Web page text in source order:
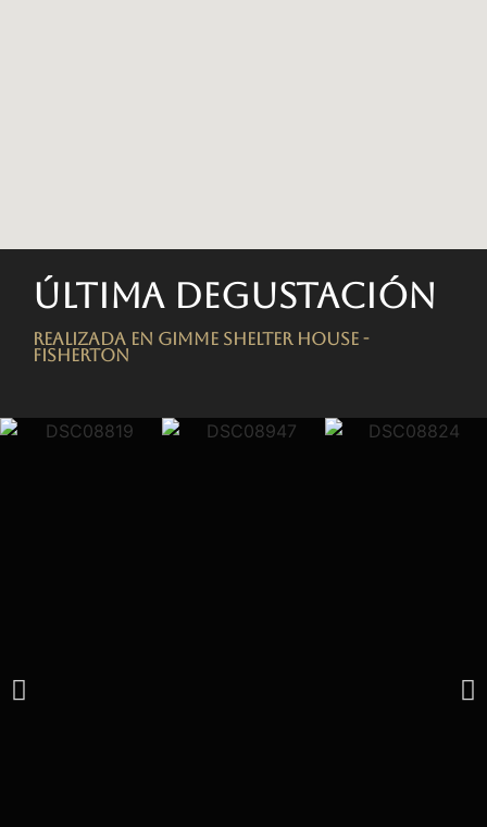
Última degustación
Realizada en Gimme Shelter House -
FISHERTON